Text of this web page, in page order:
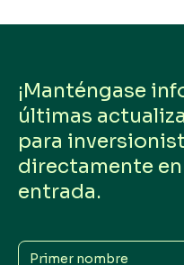
¡Manténgase
últimas
para
directamente
entrada.
Primer